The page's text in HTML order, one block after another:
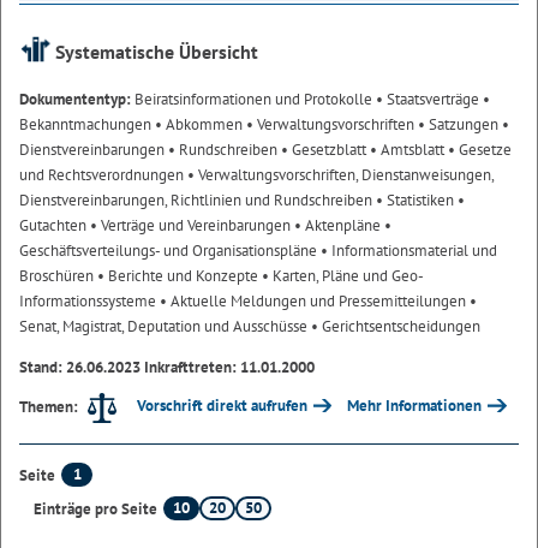
Systematische Übersicht
Dokumententyp: Beiratsinformationen und Protokolle • Staatsverträge •
Bekanntmachungen • Abkommen • Verwaltungsvorschriften • Satzungen •
Dienstvereinbarungen • Rundschreiben • Gesetzblatt• Amtsblatt• Gesetze
und Rechtsverordnungen • Verwaltungsvorschriften, Dienstanweisungen,
Dienstvereinbarungen, Richtlinien und Rundschreiben • Statistiken •
Gutachten • Verträge und Vereinbarungen • Aktenpläne •
Geschäftsverteilungs- und Organisationspläne • Informationsmaterial und
Broschüren • Berichte und Konzepte • Karten, Pläne und Geo-
Informationssysteme • Aktuelle Meldungen und Pressemitteilungen •
Senat, Magistrat, Deputation und Ausschüsse • Gerichtsentscheidungen
Stand: 26.06.2023 Inkrafttreten: 11.01.2000
Themen:
Vorschrift direkt aufrufen Mehr Informationen
Seite
1
Einträge pro Seite
10 20 50